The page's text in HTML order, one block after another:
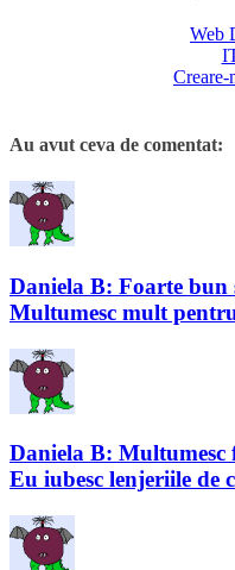
Web
Creare-
Au avut ceva de comentat:
Daniela B: Foarte
Multumesc mult
Daniela B: Multumesc
Eu iubesc lenjeriile de